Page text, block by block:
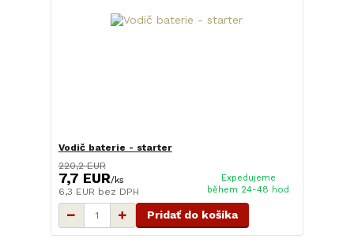
Vodič baterie - starter
220,2 EUR
7,7 EUR/ks
6,3 EUR bez DPH
Expedujeme
během 24-48 hod
Pridať do košíka